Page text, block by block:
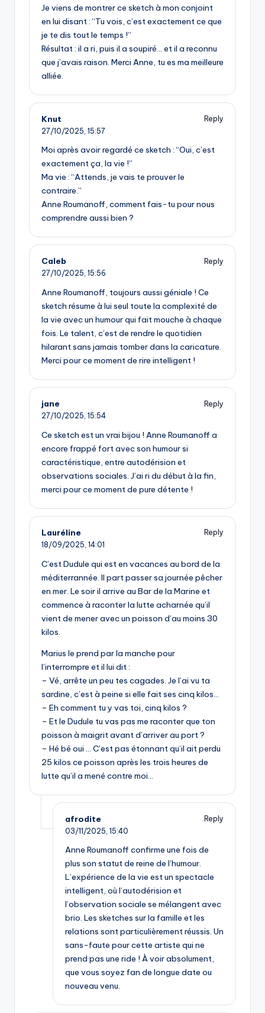
Je viens de montrer ce sketch à mon conjoint
en lui disant : “Tu vois, c’est exactement ce que
je te dis tout le temps !”
Résultat : il a ri, puis il a soupiré… et il a reconnu
que j’avais raison. Merci Anne, tu es ma meilleure
alliée.
Knut
Reply
27/10/2025, 15:57
Moi après avoir regardé ce sketch : “Oui, c’est
exactement ça, la vie !”
Ma vie : “Attends, je vais te prouver le
contraire.”
Anne Roumanoff, comment fais-tu pour nous
comprendre aussi bien ?
Caleb
Reply
27/10/2025, 15:56
Anne Roumanoff, toujours aussi géniale ! Ce
sketch résume à lui seul toute la complexité de
la vie avec un humour qui fait mouche à chaque
fois. Le talent, c’est de rendre le quotidien
hilarant sans jamais tomber dans la caricature.
Merci pour ce moment de rire intelligent !
jane
Reply
27/10/2025, 15:54
Ce sketch est un vrai bijou ! Anne Roumanoff a
encore frappé fort avec son humour si
caractéristique, entre autodérision et
observations sociales. J’ai ri du début à la fin,
merci pour ce moment de pure détente !
Lauréline
Reply
18/09/2025, 14:01
C’est Dudule qui est en vacances au bord de la
méditerrannée. Il part passer sa journée pêcher
en mer. Le soir il arrive au Bar de la Marine et
commence à raconter la lutte acharnée qu’il
vient de mener avec un poisson d’au moins 30
kilos.
Marius le prend par la manche pour
l’interrompre et il lui dit :
– Vé, arrête un peu tes cagades. Je l’ai vu ta
sardine, c’est à peine si elle fait ses cinq kilos…
– Eh comment tu y vas toi, cinq kilos ?
– Et le Dudule tu vas pas me raconter que ton
poisson à maigrit avant d’arriver au port ?
– Hé bé oui … C’est pas étonnant qu’il ait perdu
25 kilos ce poisson après les trois heures de
lutte qu’il a mené contre moi…
afrodite
Reply
03/11/2025, 15:40
Anne Roumanoff confirme une fois de
plus son statut de reine de l’humour.
L’expérience de la vie est un spectacle
intelligent, où l’autodérision et
l’observation sociale se mélangent avec
brio. Les sketches sur la famille et les
relations sont particulièrement réussis. Un
sans-faute pour cette artiste qui ne
prend pas une ride ! À voir absolument,
que vous soyez fan de longue date ou
nouveau venu.